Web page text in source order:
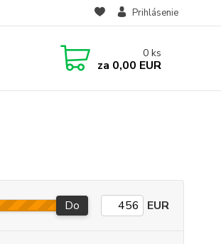
Prihlásenie
0 ks
za 0,00 EUR
Do EUR